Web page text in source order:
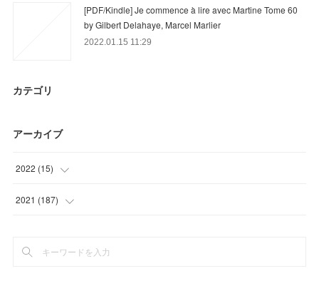
[PDF/Kindle] Je commence à lire avec Martine Tome 60
by Gilbert Delahaye, Marcel Marlier
2022.01.15 11:29
カテゴリ
アーカイブ
2022 (15)
(15
2021 (187)
(